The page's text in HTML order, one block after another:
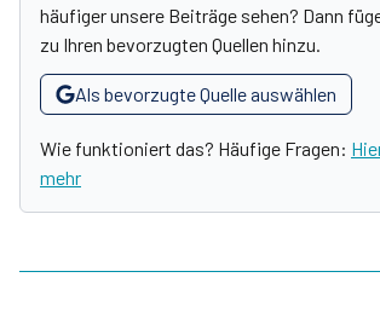
häufiger unsere Beiträge sehen? Dann
zu Ihren bevorzugten Quellen hinzu.
Als bevorzugte Quelle auswählen
Wie funktioniert das? Häufige Fragen:
mehr